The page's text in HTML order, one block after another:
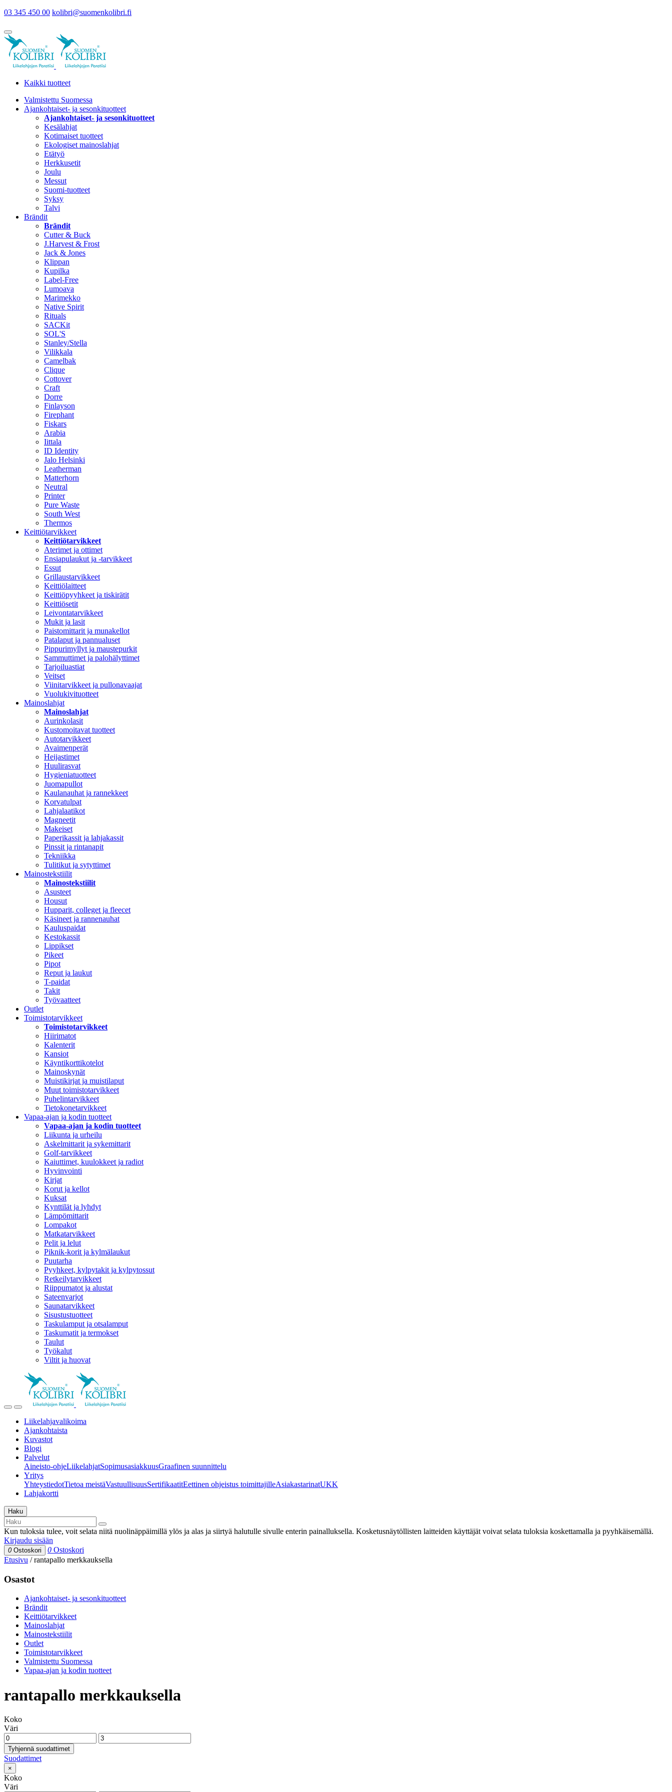
03 345 450 00 kolibri@suomenkolibri.fi
Kaikki tuotteet
Valmistettu Suomessa
Ajankohtaiset- ja sesonkituotteet
Ajankohtaiset- ja sesonkituotteet
Kesälahjat
Kotimaiset tuotteet
Ekologiset mainoslahjat
Etätyö
Herkkusetit
Joulu
Messut
Suomi-tuotteet
Syksy
Talvi
Brändit
Brändit
Cutter & Buck
J.Harvest & Frost
Jack & Jones
Klippan
Kupilka
Label-Free
Lumoava
Marimekko
Native Spirit
Rituals
SACKit
SOL'S
Stanley/Stella
Vilikkala
Camelbak
Clique
Cottover
Craft
Dorre
Finlayson
Firephant
Fiskars
Arabia
Iittala
ID Identity
Jalo Helsinki
Leatherman
Matterhorn
Neutral
Printer
Pure Waste
South West
Thermos
Keittiötarvikkeet
Keittiötarvikkeet
Aterimet ja ottimet
Ensiapulaukut ja -tarvikkeet
Essut
Grillaustarvikkeet
Keittiölaitteet
Keittiöpyyhkeet ja tiskirätit
Keittiösetit
Leivontatarvikkeet
Mukit ja lasit
Paistomittarit ja munakellot
Patalaput ja pannualuset
Pippurimyllyt ja maustepurkit
Sammuttimet ja palohälyttimet
Tarjoiluastiat
Veitset
Viinitarvikkeet ja pullonavaajat
Vuolukivituotteet
Mainoslahjat
Mainoslahjat
Aurinkolasit
Kustomoitavat tuotteet
Autotarvikkeet
Avaimenperät
Heijastimet
Huulirasvat
Hygieniatuotteet
Juomapullot
Kaulanauhat ja rannekkeet
Korvatulpat
Lahjalaatikot
Magneetit
Makeiset
Paperikassit ja lahjakassit
Pinssit ja rintanapit
Tekniikka
Tulitikut ja sytyttimet
Mainostekstiilit
Mainostekstiilit
Asusteet
Housut
Hupparit, colleget ja fleecet
Käsineet ja rannenauhat
Kauluspaidat
Kestokassit
Lippikset
Pikeet
Pipot
Reput ja laukut
T-paidat
Takit
Työvaatteet
Outlet
Toimistotarvikkeet
Toimistotarvikkeet
Hiirimatot
Kalenterit
Kansiot
Käyntikorttikotelot
Mainoskynät
Muistikirjat ja muistilaput
Muut toimistotarvikkeet
Puhelintarvikkeet
Tietokonetarvikkeet
Vapaa-ajan ja kodin tuotteet
Vapaa-ajan ja kodin tuotteet
Liikunta ja urheilu
Askelmittarit ja sykemittarit
Golf-tarvikkeet
Kaiuttimet, kuulokkeet ja radiot
Hyvinvointi
Kirjat
Korut ja kellot
Kuksat
Kynttilät ja lyhdyt
Lämpömittarit
Lompakot
Matkatarvikkeet
Pelit ja lelut
Piknik-korit ja kylmälaukut
Puutarha
Pyyhkeet, kylpytakit ja kylpytossut
Retkeilytarvikkeet
Riippumatot ja alustat
Sateenvarjot
Saunatarvikkeet
Sisustustuotteet
Taskulamput ja otsalamput
Taskumatit ja termokset
Taulut
Työkalut
Viltit ja huovat
Liikelahjavalikoima
Ajankohtaista
Kuvastot
Blogi
Palvelut
Aineisto-ohjeLiikelahjatSopimusasiakkuusGraafinen suunnittelu
Yritys
YhteystiedotTietoa meistäVastuullisuusSertifikaatitEettinen ohjeistus toimittajilleAsiakastarinatUKK
Lahjakortti
Haku
Kun tuloksia tulee, voit selata niitä nuolinäppäimillä ylös ja alas ja siirtyä halutulle sivulle enterin painalluksella. Kosketusnäytöllisten laitteiden käyttäjät voivat selata tuloksia koskettamalla ja pyyhkäisemällä.
Kirjaudu sisään
0 Ostoskori 0 Ostoskori
Etusivu /rantapallo merkkauksella
Osastot
Ajankohtaiset- ja sesonkituotteet
Brändit
Keittiötarvikkeet
Mainoslahjat
Mainostekstiilit
Outlet
Toimistotarvikkeet
Valmistettu Suomessa
Vapaa-ajan ja kodin tuotteet
rantapallo merkkauksella
Koko
Väri
Tyhjennä suodattimet
Suodattimet
×
Koko
Väri